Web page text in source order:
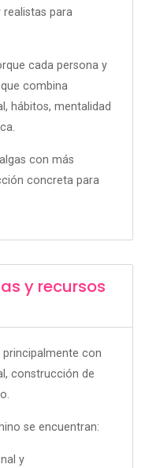
para
cada persona y
combina
hábitos, mentalidad
con más
concreta para
y recursos
con
construcción de
se encuentran:
y